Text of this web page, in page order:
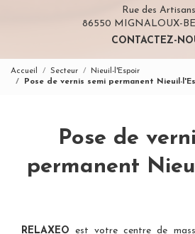
Rue des Artisans
86550 MIGNALOUX-
CONTACTEZ-
Accueil Secteur
Nieuil-l'Espoir
Pose de vernis semi permanent Nieuil-
Pose de
permanent
RELAXEO est votrecentre de